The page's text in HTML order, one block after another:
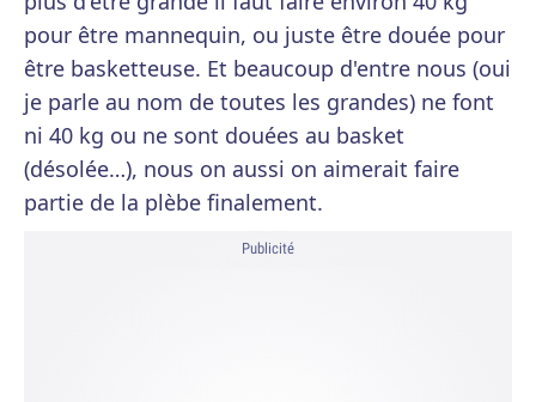
pour être mannequin, ou juste être douée pour
être basketteuse. Et beaucoup d'entre nous (oui
je parle au nom de toutes les grandes) ne font
ni 40 kg ou ne sont douées au basket
(désolée…), nous on aussi on aimerait faire
partie de la plèbe finalement.
Publicité